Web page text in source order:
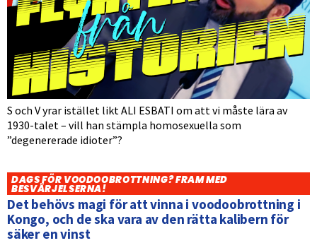
S och V yrar istället likt ALI ESBATI om att vi måste lära av
1930-talet – vill han stämpla homosexuella som
”degenererade idioter”?
DAGS FÖR VOODOOBROTTNING? FRAM MED
BESVÄRJELSERNA!
Det behövs magi för att vinna i voodoobrottning i
Kongo, och de ska vara av den rätta kalibern för
säker en vinst